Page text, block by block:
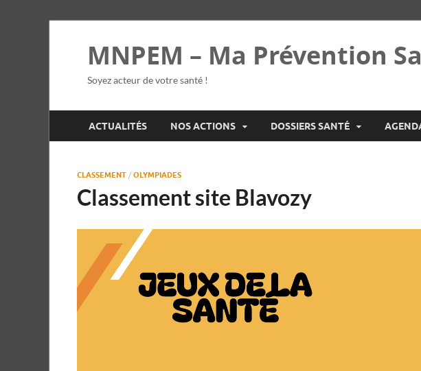
MNPEM – Ma Prévention
Soyez acteur de votre santé !
ACTUALITÉS NOS ACTIONS DOSSIERS SANTÉ
CLASSEMENT / OLYMPIADES
Classement site Blavozy